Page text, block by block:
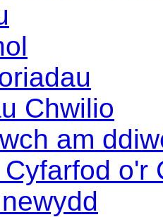
Chwilio
am
o'r